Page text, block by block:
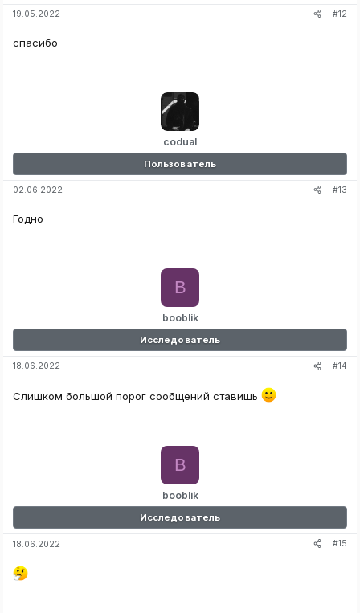
19.05.2022 #12
спасибо
codual
Пользователь
02.06.2022 #13
Годно
booblik
B
Исследователь
18.06.2022 #14
Слишком большой порог сообщений ставишь
booblik
B
Исследователь
18.06.2022 #15